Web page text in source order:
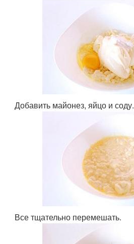
Добавить майонез, яйцо и соду.
Все тщательно перемешать.